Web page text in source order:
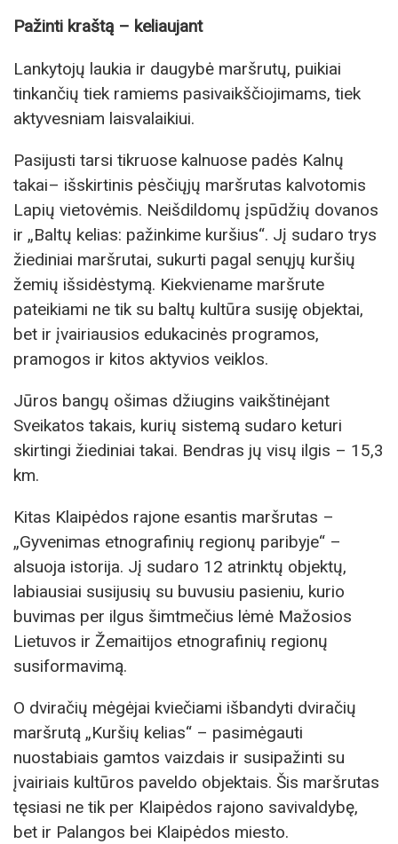
Pažinti kraštą – keliaujant
Lankytojų laukia ir daugybė maršrutų, puikiai
tinkančių tiek ramiems pasivaikščiojimams, tiek
aktyvesniam laisvalaikiui.
Pasijusti tarsi tikruose kalnuose padės Kalnų
takai– išskirtinis pėsčiųjų maršrutas kalvotomis
Lapių vietovėmis. Neišdildomų įspūdžių dovanos
ir „Baltų kelias: pažinkime kuršius“. Jį sudaro trys
žiediniai maršrutai, sukurti pagal senųjų kuršių
žemių išsidėstymą. Kiekviename maršrute
pateikiami ne tik su baltų kultūra susiję objektai,
bet ir įvairiausios edukacinės programos,
pramogos ir kitos aktyvios veiklos.
Jūros bangų ošimas džiugins vaikštinėjant
Sveikatos takais, kurių sistemą sudaro keturi
skirtingi žiediniai takai. Bendras jų visų ilgis – 15,3
km.
Kitas Klaipėdos rajone esantis maršrutas –
„Gyvenimas etnografinių regionų paribyje“ –
alsuoja istorija. Jį sudaro 12 atrinktų objektų,
labiausiai susijusių su buvusiu pasieniu, kurio
buvimas per ilgus šimtmečius lėmė Mažosios
Lietuvos ir Žemaitijos etnografinių regionų
susiformavimą.
O dviračių mėgėjai kviečiami išbandyti dviračių
maršrutą „Kuršių kelias“ – pasimėgauti
nuostabiais gamtos vaizdais ir susipažinti su
įvairiais kultūros paveldo objektais. Šis maršrutas
tęsiasi ne tik per Klaipėdos rajono savivaldybę,
bet ir Palangos bei Klaipėdos miesto.